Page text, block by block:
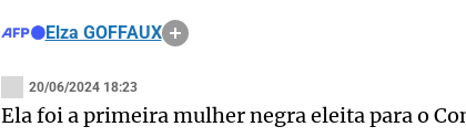
Elza GOFFAUX
20/06/2024 18:23
Ela foi a primeira mulher negra eleita para o